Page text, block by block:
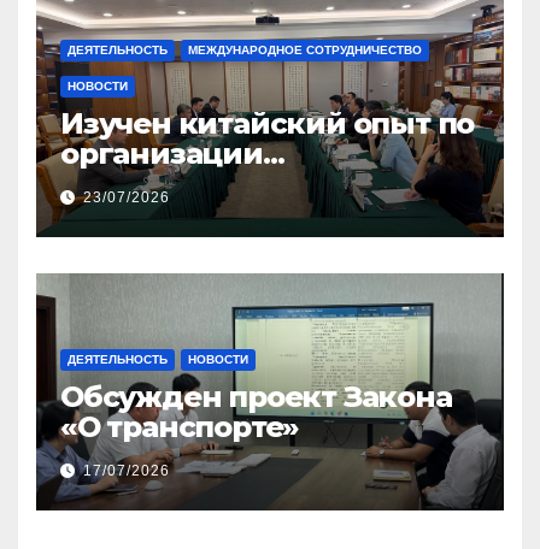
ДЕЯТЕЛЬНОСТЬ МЕЖДУНАРОДНОЕ СОТРУДНИЧЕСТВО
НОВОСТИ
Изучен китайский опыт по
организации
общественного
консенсуса и
инклюзивного диалога
23/07/2026
ДЕЯТЕЛЬНОСТЬ НОВОСТИ
Обсужден проект Закона
«О транспорте»
17/07/2026